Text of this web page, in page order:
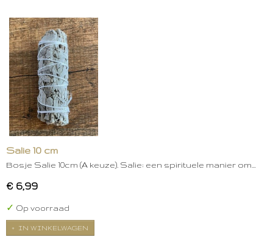
Salie 10 cm
Bosje Salie 10cm (A keuze). Salie: een spirituele manier om…
€ 6,99
✓ Op voorraad
IN WINKELWAGEN